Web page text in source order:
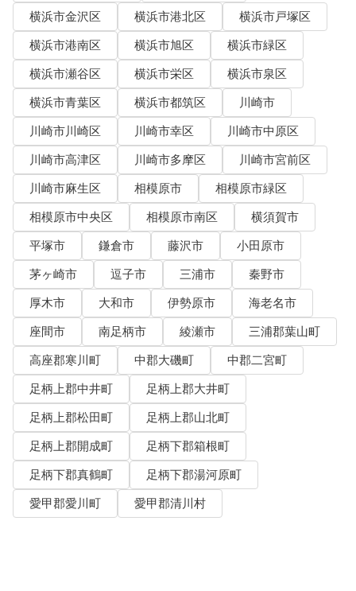
横浜市金沢区
横浜市港北区
横浜市戸塚区
横浜市港南区
横浜市旭区
横浜市緑区
横浜市瀬谷区
横浜市栄区
横浜市泉区
横浜市青葉区
横浜市都筑区
川崎市
川崎市川崎区
川崎市幸区
川崎市中原区
川崎市高津区
川崎市多摩区
川崎市宮前区
川崎市麻生区
相模原市
相模原市緑区
相模原市中央区
相模原市南区
横須賀市
平塚市
鎌倉市 藤沢市
小田原市
茅ヶ崎市
逗子市 三浦市
秦野市
厚木市
大和市 伊勢原市
海老名市
座間市
南足柄市 綾瀬市
三浦郡葉山町
高座郡寒川町
中郡大磯町
中郡二宮町
足柄上郡中井町
足柄上郡大井町
足柄上郡松田町
足柄上郡山北町
足柄上郡開成町
足柄下郡箱根町
足柄下郡真鶴町
足柄下郡湯河原町
愛甲郡愛川町
愛甲郡清川村